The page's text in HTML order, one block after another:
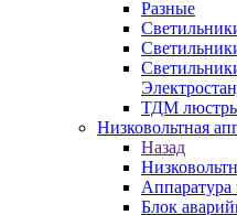
Разные
ТДМ
Низковольтная
Назад
Блок